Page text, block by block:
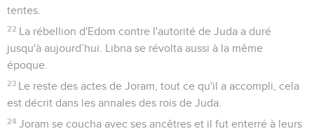
tentes.
22 La rébellion d'Edom contre l'autorité de Juda a duré
jusqu'à aujourd’hui. Libna se révolta aussi à la même
époque.
23 Le reste des actes de Joram, tout ce qu'il a accompli, cela
est décrit dans les annales des rois de Juda.
24 Joram se coucha avec ses ancêtres et il fut enterré à leurs